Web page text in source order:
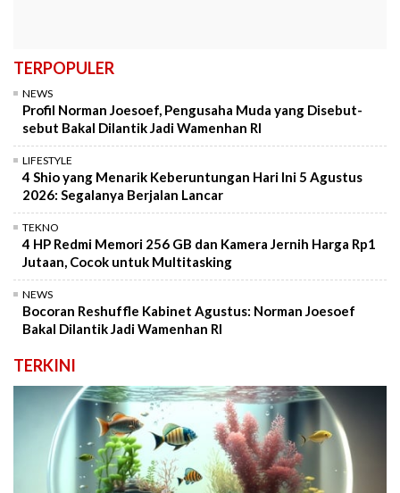
TERPOPULER
NEWS
Profil Norman Joesoef, Pengusaha Muda yang Disebut-
sebut Bakal Dilantik Jadi Wamenhan RI
LIFESTYLE
4 Shio yang Menarik Keberuntungan Hari Ini 5 Agustus
2026: Segalanya Berjalan Lancar
TEKNO
4 HP Redmi Memori 256 GB dan Kamera Jernih Harga Rp1
Jutaan, Cocok untuk Multitasking
NEWS
Bocoran Reshuffle Kabinet Agustus: Norman Joesoef
Bakal Dilantik Jadi Wamenhan RI
TERKINI